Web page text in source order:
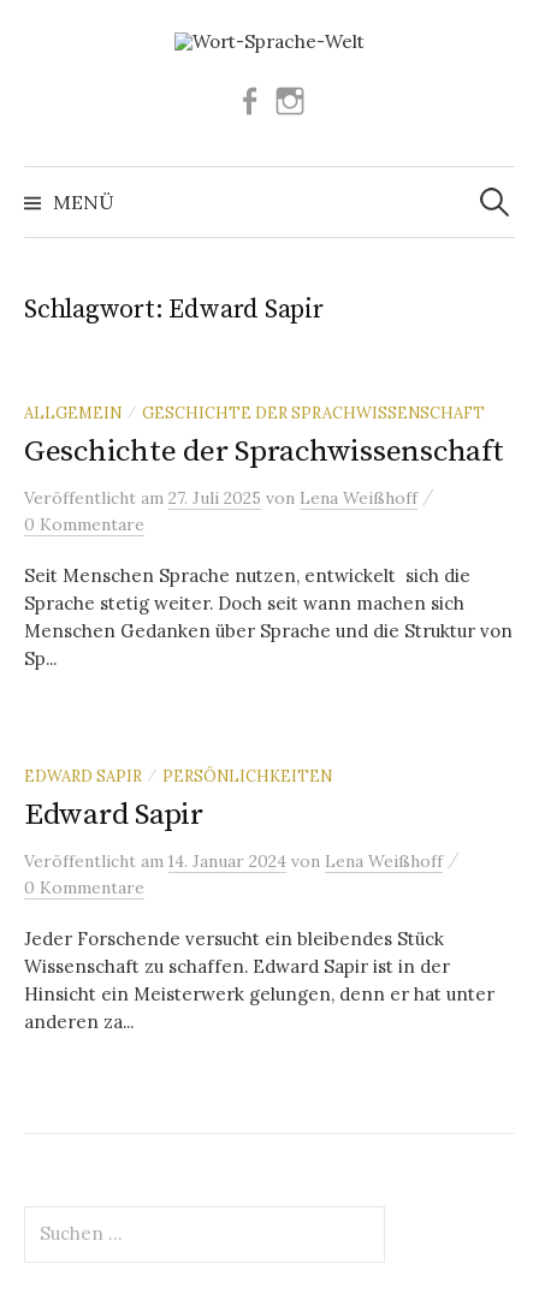
Facebook
MENÜ
Suchen
nach:
Schlagwort: Edward Sapir
ALLGEMEIN / GESCHICHTE DER SPRACHWISSENSCHAFT
Geschichte der Sprachwissenschaft
Veröffentlicht am 27. Juli 2025 von Lena Weißhoff /
0 Kommentare
Seit Menschen Sprache nutzen, entwickelt sich die
Sprache stetig weiter. Doch seit wann machen sich
Menschen Gedanken über Sprache und die Struktur von
Sp...
EDWARD SAPIR / PERSÖNLICHKEITEN
Edward Sapir
Veröffentlicht am 14. Januar 2024 von Lena Weißhoff /
0 Kommentare
Jeder Forschende versucht ein bleibendes Stück
Wissenschaft zu schaffen. Edward Sapir ist in der
Hinsicht ein Meisterwerk gelungen, denn er hat unter
anderen za...
nach: